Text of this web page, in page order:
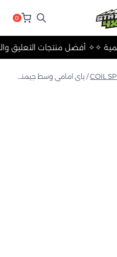
0
✧ أفضل منتجاتالعالمية ✧
COIL
/ ياي امامي وسط جيمني 1998+